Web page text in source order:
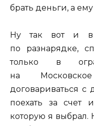
брать деньги, а
Ну так вот и в
по разнарядке,
только в
на
договариваться с
поехать за счет
которую я выбрал.